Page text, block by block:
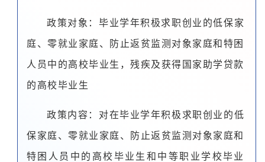
政策对象：毕业学年积极求职创业的低保家
庭、零就业家庭、防止返贫监测对象家庭和特困
人员中的高校毕业生，残疾及获得国家助学贷款
的高校毕业生
政策内容：对在毕业学年积极求职创业的低
保家庭、零就业家庭、防止返贫监测对象家庭和
特困人员中的高校毕业生和中等职业学校毕业